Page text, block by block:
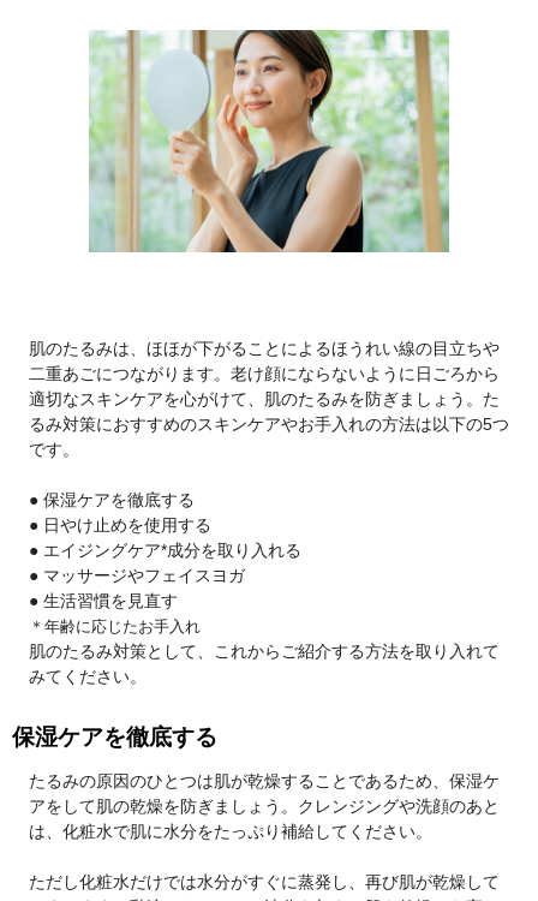
肌のたるみは、ほほが下がることによるほうれい線の目立ちや
二重あごにつながります。老け顔にならないように日ごろから
適切なスキンケアを心がけて、肌のたるみを防ぎましょう。た
るみ対策におすすめのスキンケアやお手入れの方法は以下の5つ
です。
● 保湿ケアを徹底する
● 日やけ止めを使用する
● エイジングケア*成分を取り入れる
● マッサージやフェイスヨガ
● 生活習慣を見直す
＊年齢に応じたお手入れ
肌のたるみ対策として、これからご紹介する方法を取り入れて
みてください。
保湿ケアを徹底する
たるみの原因のひとつは肌が乾燥することであるため、保湿ケ
アをして肌の乾燥を防ぎましょう。クレンジングや洗顔のあと
は、化粧水で肌に水分をたっぷり補給してください。
ただし化粧水だけでは水分がすぐに蒸発し、再び肌が乾燥して